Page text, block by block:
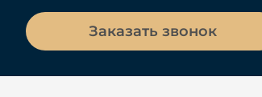
Заказать звонок